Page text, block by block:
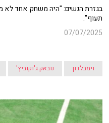
בגזרת הנשים: "היה משחק אחד לא
תעוף".
07/07/2025
וימבלדון נובאק ג'וקוביץ'